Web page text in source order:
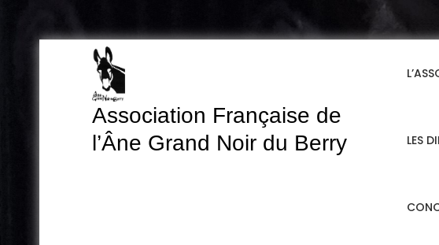
Association Française de
l’Âne Grand Noir du Berry
LES